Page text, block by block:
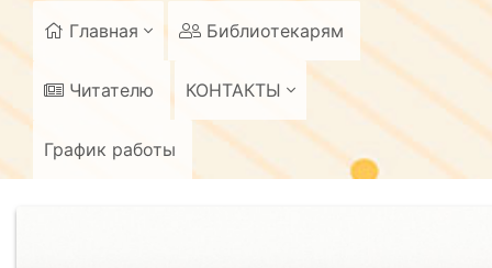
Главная Библиотекарям
Читателю КОНТАКТЫ
График работы